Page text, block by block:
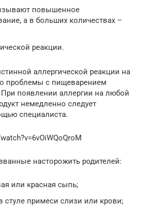
повышенное
а в больших количествах –
реакции.
аллергической реакции на
проблемы с пищеварением
При появлении аллергии на любой
немедленно следует
специалиста.
насторожить родителей:
или красная сыпь;
стуле примеси слизи или крови;